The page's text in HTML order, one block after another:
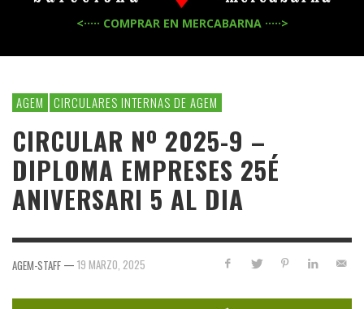
<····· COMPRAR EN MERCABARNA ·····>
AGEM CIRCULARES INTERNAS DE AGEM
CIRCULAR Nº 2025-9 –
DIPLOMA EMPRESES 25É
ANIVERSARI 5 AL DIA
AGEM-STAFF — 19 MARZO, 2025